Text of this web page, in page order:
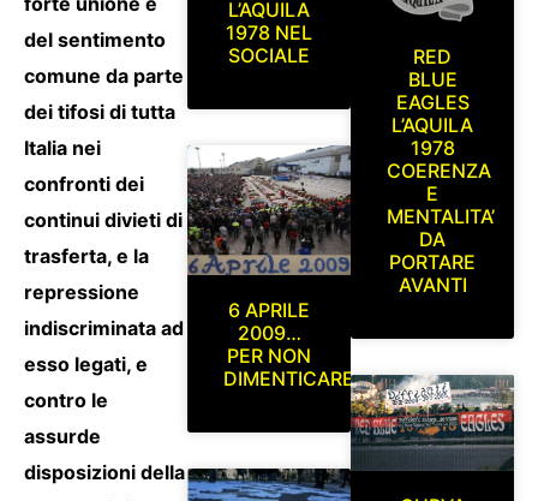
del sentimento
comune da parte
dei tifosi di tutta
Italia nei
confronti dei
continui divieti di
trasferta, e la
repressione
indiscriminata ad
esso legati, e
contro le
assurde
disposizioni della
L’AQUILA
1978 NEL
SOCIALE
6 APRILE
2009…
PER NON
DIMENTICARE
RED
BLUE
EAGLES
L’AQUILA
1978
COERENZA
E
MENTALITA’
DA
PORTARE
AVANTI